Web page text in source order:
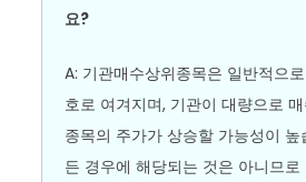
요?
A: 기관매수상위종목은 일반적으
호로 여겨지며, 기관이 대량으로
종목의 주가가 상승할 가능성이 높
든 경우에 해당되는 것은 아니므로